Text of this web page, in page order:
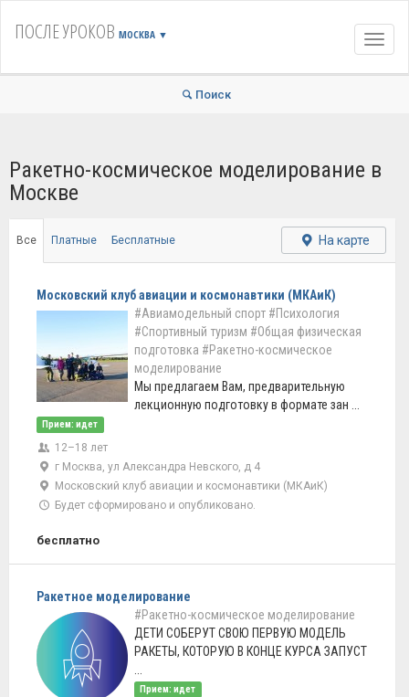
ПОСЛЕ УРОКОВ МОСКВА ▼
Поиск
Ракетно-космическое моделирование в
Москве
Все Платные Бесплатные На карте
Московский клуб авиации и космонавтики (МКАиК)
#Авиамодельный спорт #Психология
#Спортивный туризм #Общая физическая
подготовка #Ракетно-космическое
моделирование
Мы предлагаем Вам, предварительную
лекционную подготовку в формате зан ...
Прием: идет
12–18 лет
г Москва, ул Александра Невского, д 4
Московский клуб авиации и космонавтики (МКАиК)
Будет сформировано и опубликовано.
бесплатно
Ракетное моделирование
#Ракетно-космическое моделирование
ДЕТИ СОБЕРУТ СВОЮ ПЕРВУЮ МОДЕЛЬ
РАКЕТЫ, КОТОРУЮ В КОНЦЕ КУРСА ЗАПУСТ
Прием: идет